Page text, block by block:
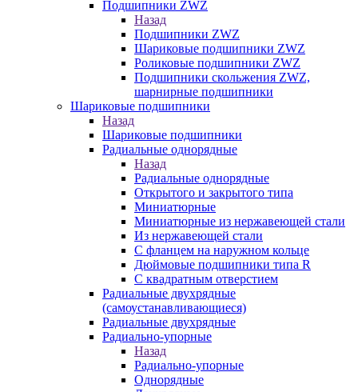
Подшипники ZWZ
Назад
Подшипники ZWZ
Шариковые подшипники ZWZ
Роликовые подшипники ZWZ
Подшипники скольжения ZWZ,
шарнирные подшипники
Шариковые подшипники
Назад
Шариковые подшипники
Радиальные однорядные
Назад
Радиальные однорядные
Открытого и закрытого типа
Миниатюрные
Миниатюрные из нержавеющей стали
Из нержавеющей стали
С фланцем на наружном кольце
Дюймовые подшипники типа R
С квадратным отверстием
Радиальные двухрядные
(самоустанавливающиеся)
Радиальные двухрядные
Радиально-упорные
Назад
Радиально-упорные
Однорядные